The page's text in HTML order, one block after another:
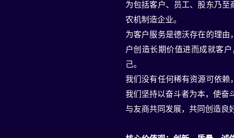
为包括客户、员工、股东乃
农机制造企业。
为客户服务是德沃存在的理
户创造长期价值进而成就客
己。
我们没有任何稀有资源可依赖
我们坚持以奋斗者为本，使奋
与友商共同发展，共同创造良